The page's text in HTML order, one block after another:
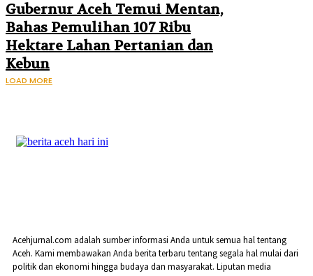
Gubernur Aceh Temui Mentan,
Bahas Pemulihan 107 Ribu
Hektare Lahan Pertanian dan
Kebun
LOAD MORE
Acehjurnal.com adalah sumber informasi Anda untuk semua hal tentang
Aceh. Kami membawakan Anda berita terbaru tentang segala hal mulai dari
politik dan ekonomi hingga budaya dan masyarakat. Liputan media